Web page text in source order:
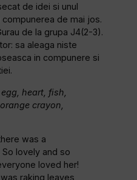
de idei si unul
de mai jos.
de la grupa J4(2-3).
sa aleaga niste
in compunere si
heart, fish,
crayon,
was a
lovely and so
loved her!
raking leaves